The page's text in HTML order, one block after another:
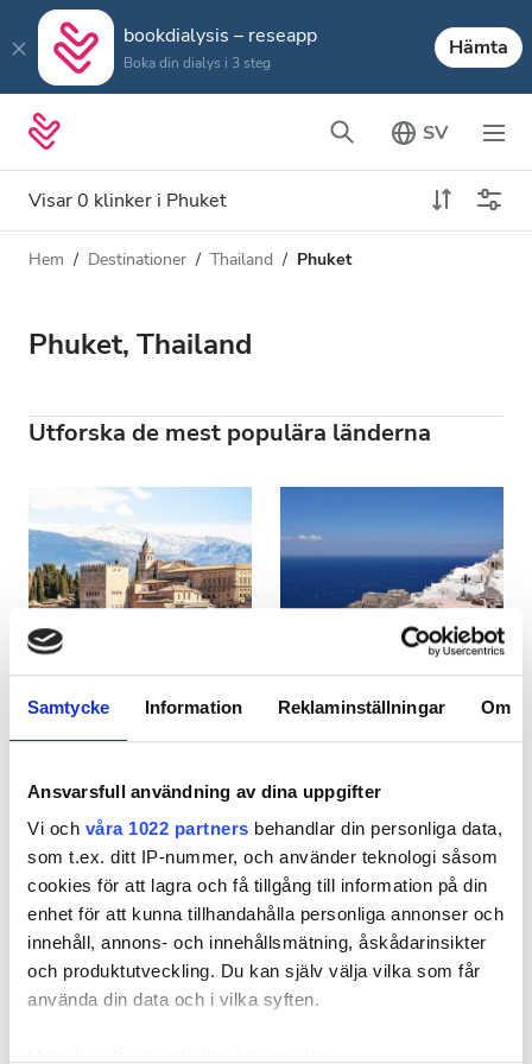
Samtycke Information Reklaminställningar Om
Ansvarsfull användning av dina uppgifter
Vi och våra 1022 partners behandlar din personliga data,
som t.ex. ditt IP-nummer, och använder teknologi såsom
cookies för att lagra och få tillgång till information på din
enhet för att kunna tillhandahålla personliga annonser och
innehåll, annons- och innehållsmätning, åskådarinsikter
och produktutveckling. Du kan själv välja vilka som får
använda din data och i vilka syften.
bookdialysis – reseapp
Boka din dialys i 3 steg
Hämta
SV
Visar 0 klinker i Phuket
Dialystyp
Alla dialyser
Redigera HDF-dialys
Acceptera
Patienter med HIV
Patienter med hepatit B
EHIC
Lokaler
Förfriskningar
Gratis WiFi
TV-skärmar
Avstånd
Pris
Hem Destinationer Thailand Phuket
Phuket, Thailand
Utforska de mest populära länderna
Spanien Grekland